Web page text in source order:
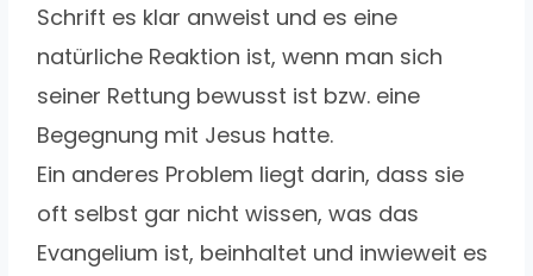
Schrift es klar anweist und es eine
natürliche Reaktion ist, wenn man sich
seiner Rettung bewusst ist bzw. eine
Begegnung mit Jesus hatte.
Ein anderes Problem liegt darin, dass sie
oft selbst gar nicht wissen, was das
Evangelium ist, beinhaltet und inwieweit es